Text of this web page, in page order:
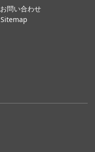
お問い合わせ
Sitemap